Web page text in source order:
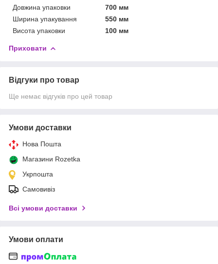
Довжина упаковки
700 мм
Ширина упакування
550 мм
Висота упаковки
100 мм
Приховати
Відгуки про товар
Ще немає відгуків про цей товар
Умови доставки
Нова Пошта
Магазини Rozetka
Укрпошта
Самовивіз
Всі умови доставки
Умови оплати